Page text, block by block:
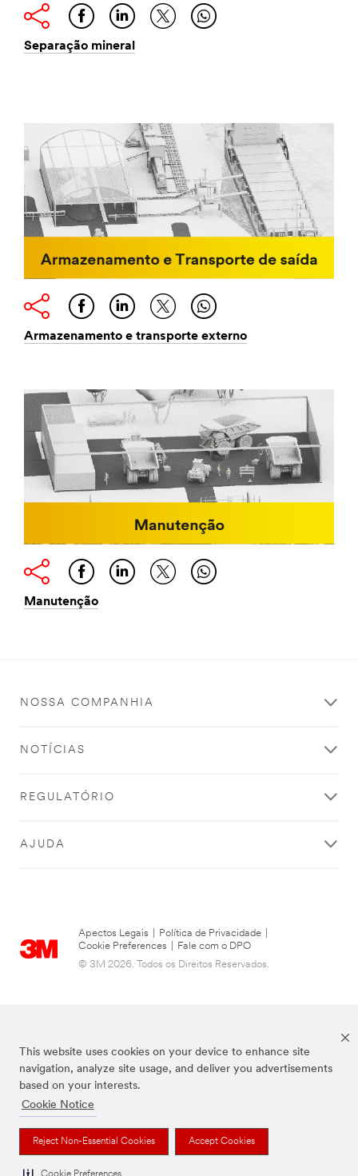
This website uses cookies on your device to enhance site
navigation, analyze site usage, and deliver you advertisements
based on your interests.
Cookie Notice
Reject Non-Essential Cookies Accept Cookies
Cookie Preferences
Separação mineral
Armazenamento e transporte externo
Manutenção
NOSSA COMPANHIA
NOTÍCIAS
REGULATÓRIO
AJUDA
Apectos Legais Política de Privacidade
Cookie Preferences
Fale com o DPO
© 3M 2026. Todos os Direitos Reservados.